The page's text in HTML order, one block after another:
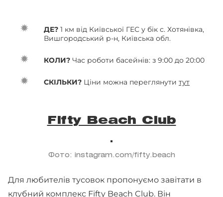
ДЕ? 1 км від Київської ГЕС у бік с. Хотянівка,
Вишгородський р-н, Київська обл.
КОЛИ? Час роботи басейнів: з 9:00 до 20:00
СКІЛЬКИ? Ціни можна переглянути тут
Fifty Beach Club
Фото: instagram.com/fifty.beach
Для любителів тусовок пропонуємо завітати в
клубний комплекс Fifty Beach Club. Він